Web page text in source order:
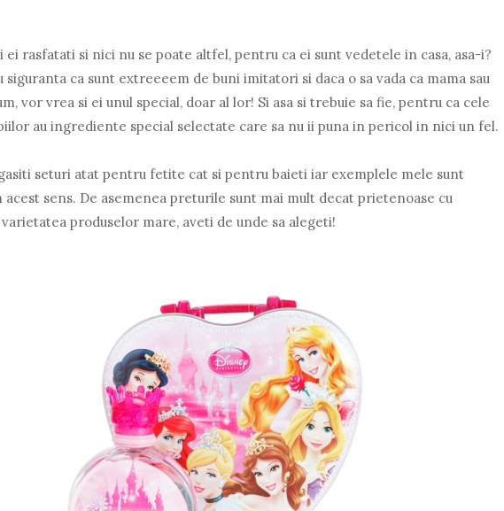
ei rasfatati si nici nu se poate altfel, pentru ca ei sunt vedetele in casa, asa-i?
siguranta ca sunt extreeeem de buni imitatori si daca o sa vada ca mama sau
vor vrea si ei unul special, doar al lor! Si asa si trebuie sa fie, pentru ca cele
au ingrediente special selectate care sa nu ii puna in pericol in nici un fel.
seturi atat pentru fetite cat si pentru baieti iar exemplele mele sunt
sens. De asemenea preturile sunt mai mult decat prietenoase cu
produselor mare, aveti de unde sa alegeti!